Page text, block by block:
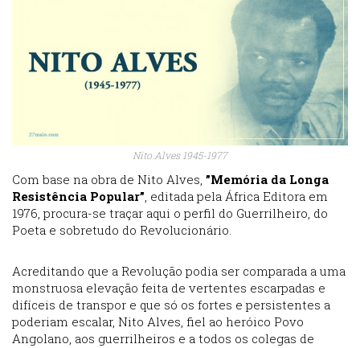
Nito Alves 1945-1977
Com base na obra de Nito Alves, ”Memória da Longa
Resistência Popular”, editada pela África Editora em
1976, procura-se traçar aqui o perfil do Guerrilheiro, do
Poeta e sobretudo do Revolucionário.
Acreditando que a Revolução podia ser comparada a uma
monstruosa elevação feita de vertentes escarpadas e
difíceis de transpor e que só os fortes e persistentes a
poderiam escalar, Nito Alves, fiel ao heróico Povo
Angolano, aos guerrilheiros e a todos os colegas de